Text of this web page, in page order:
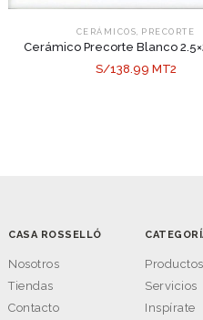
CERÁMICOS, PRECORTE
Cerámico Precorte Blanco
S/138.99 MT2
CASA ROSSELLÓ
Nosotros
Tiendas
Contacto
Productos
Servicios
Inspírate